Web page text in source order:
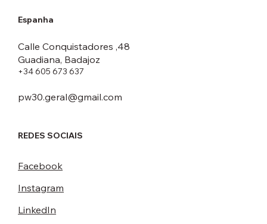
Espanha
Calle Conquistadores ,48
Guadiana, Badajoz
+34 605 673 637
pw30.geral@gmail.com
REDES SOCIAIS
Facebook
Instagram
LinkedIn